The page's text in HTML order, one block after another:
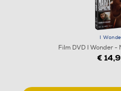
I
Film DVD I Wonder -
€